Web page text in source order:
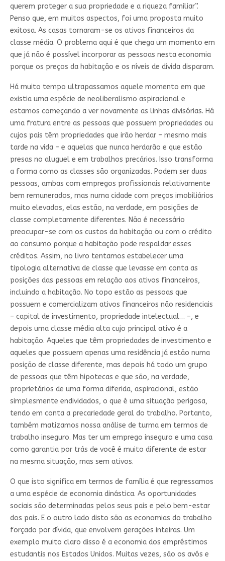
querem proteger a sua propriedade e a riqueza familiar”.
Penso que, em muitos aspectos, foi uma proposta muito
exitosa. As casas tornaram-se os ativos financeiros da
classe média. O problema aqui é que chega um momento em
que já não é possível incorporar as pessoas nesta economia
porque os preços da habitação e os níveis de dívida disparam.
Há muito tempo ultrapassamos aquele momento em que
existia uma espécie de neoliberalismo aspiracional e
estamos começando a ver novamente as linhas divisórias. Há
uma fratura entre as pessoas que possuem propriedades ou
cujos pais têm propriedades que irão herdar – mesmo mais
tarde na vida – e aquelas que nunca herdarão e que estão
presas no aluguel e em trabalhos precários. Isso transforma
a forma como as classes são organizadas. Podem ser duas
pessoas, ambas com empregos profissionais relativamente
bem remunerados, mas numa cidade com preços imobiliários
muito elevados, elas estão, na verdade, em posições de
classe completamente diferentes. Não é necessário
preocupar-se com os custos da habitação ou com o crédito
ao consumo porque a habitação pode respaldar esses
créditos. Assim, no livro tentamos estabelecer uma
tipologia alternativa de classe que levasse em conta as
posições das pessoas em relação aos ativos financeiros,
incluindo a habitação. No topo estão as pessoas que
possuem e comercializam ativos financeiros não residenciais
– capital de investimento, propriedade intelectual… –, e
depois uma classe média alta cujo principal ativo é a
habitação. Aqueles que têm propriedades de investimento e
aqueles que possuem apenas uma residência já estão numa
posição de classe diferente, mas depois há todo um grupo
de pessoas que têm hipotecas e que são, na verdade,
proprietários de uma forma diferida, aspiracional, estão
simplesmente endividados, o que é uma situação perigosa,
tendo em conta a precariedade geral do trabalho. Portanto,
também matizamos nossa análise de turma em termos de
trabalho inseguro. Mas ter um emprego inseguro e uma casa
como garantia por trás de você é muito diferente de estar
na mesma situação, mas sem ativos.
O que isto significa em termos de família é que regressamos
a uma espécie de economia dinástica. As oportunidades
sociais são determinadas pelos seus pais e pelo bem-estar
dos pais. E o outro lado disto são as economias do trabalho
forçado por dívida, que envolvem gerações inteiras. Um
exemplo muito claro disso é a economia dos empréstimos
estudantis nos Estados Unidos. Muitas vezes, são os avós e